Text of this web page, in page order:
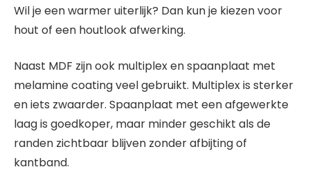
Wil je een warmer uiterlijk? Dan kun je kiezen voor
hout of een houtlook afwerking.
Naast MDF zijn ook multiplex en spaanplaat met
melamine coating veel gebruikt. Multiplex is sterker
en iets zwaarder. Spaanplaat met een afgewerkte
laag is goedkoper, maar minder geschikt als de
randen zichtbaar blijven zonder afbijting of
kantband.